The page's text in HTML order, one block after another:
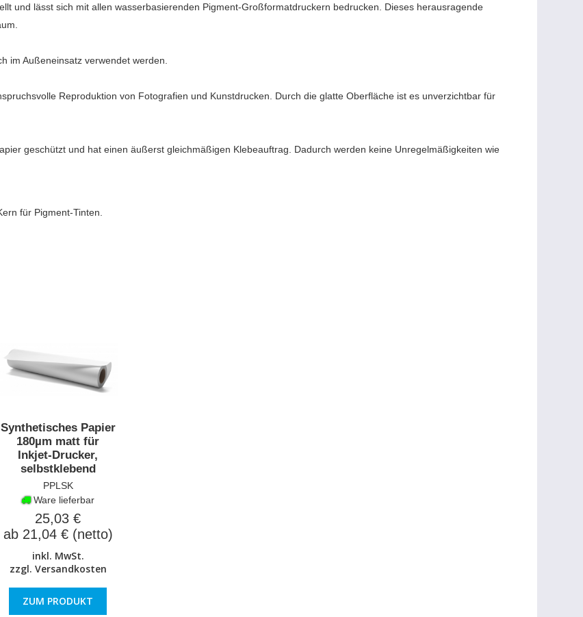
und lässt sich mit allen wasserbasierenden Pigment-Großformatdruckern bedrucken. Dieses herausragende
im Außeneinsatz verwendet werden.
Reproduktion von Fotografien und Kunstdrucken. Durch die glatte Oberfläche ist es unverzichtbar für
geschützt und hat einen äußerst gleichmäßigen Klebeauftrag. Dadurch werden keine Unregelmäßigkeiten wie
für Pigment-Tinten.
Synthetisches Papier
180µm matt für
Inkjet-Drucker,
selbstklebend
PPLSK
Ware lieferbar
25,03 €
ab 21,04 € (netto)
inkl. MwSt.
zzgl. Versandkosten
ZUM PRODUKT